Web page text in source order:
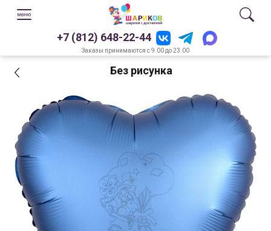
+7 (812) 648-22-44
Заказы принимаются с 9.00 до 23.00
Без рисунка